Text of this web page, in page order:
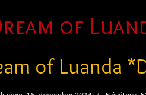
of
of Luanda